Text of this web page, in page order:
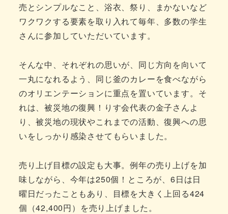
売とシンプルなこと、浴衣、祭り、まかないなど
ワクワクする要素を取り入れて毎年、多数の学生
さんに参加していただいています。
そんな中、それぞれの思いが、同じ方向を向いて
一丸になれるよう、同じ釜のカレーを食べながら
のオリエンテーションに重点を置いています。そ
れは、被災地の復興！りす会代表の金子さんよ
り、被災地の現状やこれまでの活動、復興への思
いをしっかり感染させてもらいました。
売り上げ目標の設定も大事。例年の売り上げを加
味しながら、今年は250個！ところが、6日は日
曜日だったこともあり、目標を大きく上回る424
個（42,400円）を売り上げました。